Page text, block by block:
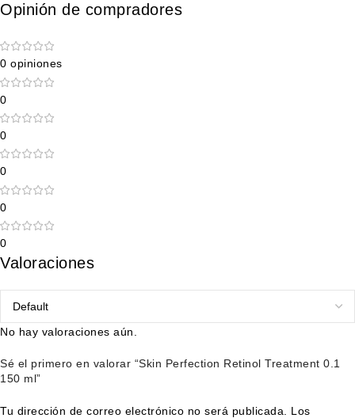
Opinión de compradores
0 opiniones
0
0
0
0
0
Valoraciones
No hay valoraciones aún.
Sé el primero en valorar “Skin Perfection Retinol Treatment 0.1
150 ml”
Tu dirección de correo electrónico no será publicada.
Los